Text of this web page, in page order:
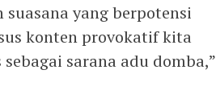
yang berpotensi
konten provokatif kita
sarana adu domba,”